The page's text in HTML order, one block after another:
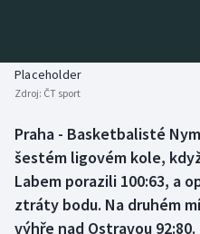
Biatlon
Box
Curling
Aplikace ČT sport
Placeholder
Zdroj: ČT sport
Praha - Basketbalisté
šestém ligovém kole,
Labem porazili 100:63, a
ztráty bodu. Na druhém
výhře nad Ostravou